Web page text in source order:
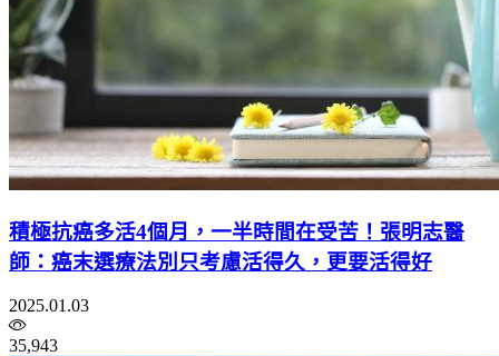
積極抗癌多活4個月，一半時間在受苦！張明志醫
師：癌末選療法別只考慮活得久，更要活得好
2025.01.03
35,943